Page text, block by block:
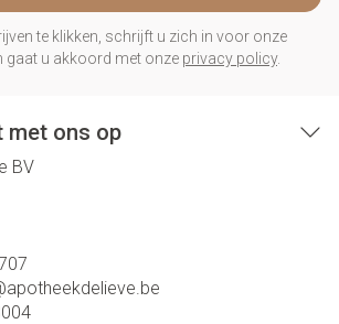
te klikken, schrijft u zich in voor onze
gaat u akkoord met onze privacy policy.
met ons op
BV
apotheekdelieve.be